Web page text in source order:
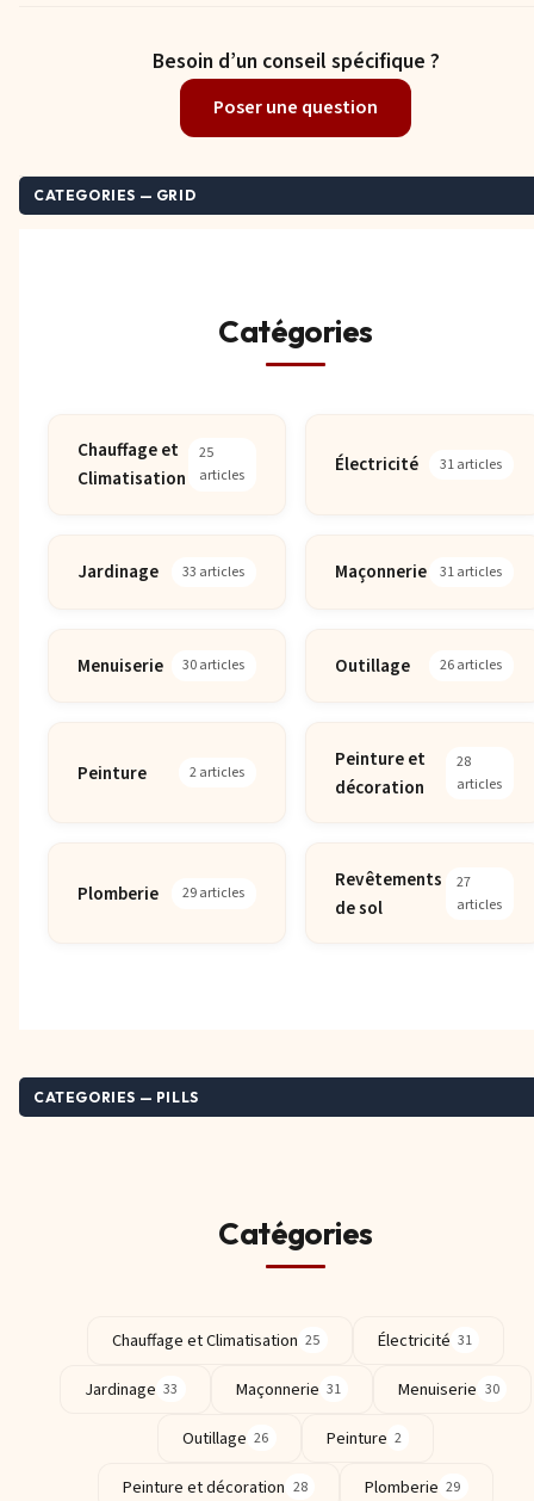
Besoin d’un conseil spécifique ?
Poser une question
CATEGORIES — GRID
Catégories
Chauffage et
Climatisation
25
articles
Électricité 31 articles
Jardinage 33 articles Maçonnerie 31 articles
Menuiserie 30 articles Outillage 26 articles
Peinture 2 articles
Peinture et
décoration
28
articles
Plomberie 29 articles
Revêtements
de sol
27
articles
CATEGORIES — PILLS
Catégories
Chauffage et Climatisation 25 Électricité 31
Jardinage 33 Maçonnerie 31 Menuiserie 30
Outillage 26 Peinture 2
Peinture et décoration 28 Plomberie 29